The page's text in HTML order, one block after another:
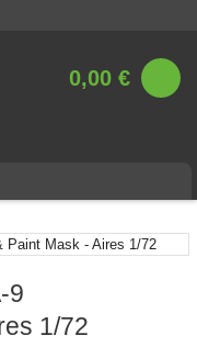
0,00 €
9
1/72